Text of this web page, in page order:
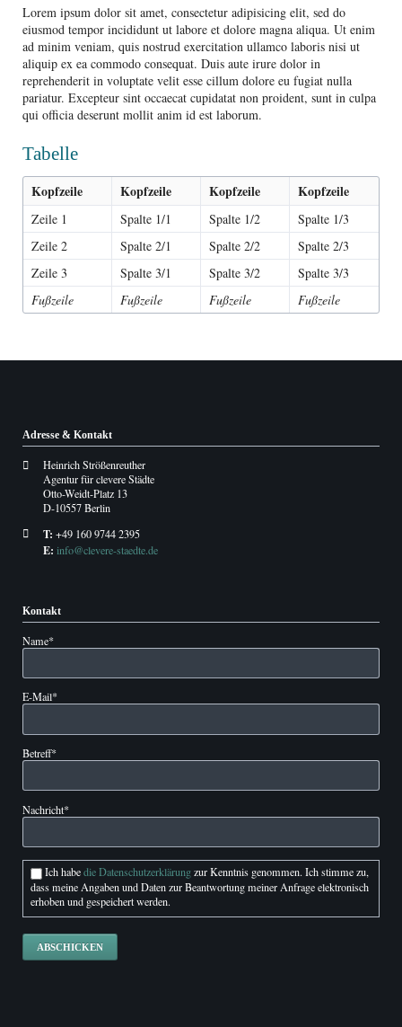
Lorem ipsum dolor sit amet, consectetur adipisicing elit, sed do
eiusmod tempor incididunt ut labore et dolore magna aliqua. Ut enim
ad minim veniam, quis nostrud exercitation ullamco laboris nisi ut
aliquip ex ea commodo consequat. Duis aute irure dolor in
reprehenderit in voluptate velit esse cillum dolore eu fugiat nulla
pariatur. Excepteur sint occaecat cupidatat non proident, sunt in culpa
qui officia deserunt mollit anim id est laborum.
Tabelle
Kopfzeile Kopfzeile Kopfzeile Kopfzeile
Fußzeile Fußzeile Fußzeile Fußzeile
Zeile 1 Spalte 1/1 Spalte 1/2
Spalte 1/3
Zeile 2
Spalte 2/1 Spalte 2/2
Spalte 2/3
Zeile 3
Spalte 3/1 Spalte 3/2 Spalte 3/3
Adresse & Kontakt
Heinrich Strößenreuther
Agentur für clevere Städte
Otto-Weidt-Platz 13
D-10557 Berlin
T: +49 160 9744 2395
E: info@clevere-staedte.de
Kontakt
Pflichtfeld
Name*
Pflichtfeld
E-Mail*
Pflichtfeld
Betreff*
Pflichtfeld
Nachricht*
Ich habedie Datenschutzerklärungzur Kenntnis genommen. Ich stimme zu,
dass meine Angaben und Daten zur Beantwortung meiner Anfrage elektronisch
erhoben und gespeichert werden.
ABSCHICKEN